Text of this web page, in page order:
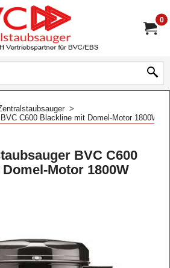
0
>
C600 Blackline mit Domel-Motor 1800W
BVC C600
Motor 1800W